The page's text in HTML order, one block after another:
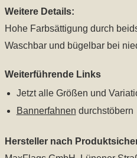
Weitere Details:
Hohe Farbsättigung durch
Waschbar und bügelbar bei
Weiterführende Links
Jetzt alle Größen und
Bannerfahnen durchstöbern
Hersteller nach